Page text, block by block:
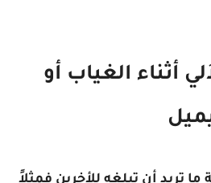
أثناء الغياب أو
ما تريد أن تبلغه للأخرين فمثلاً